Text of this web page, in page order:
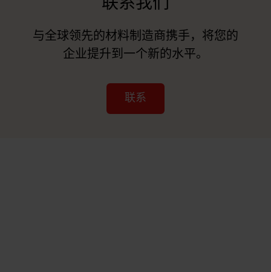
与全球领先的材料制造商携手，将您的
企业提升到一个新的水平。
联系